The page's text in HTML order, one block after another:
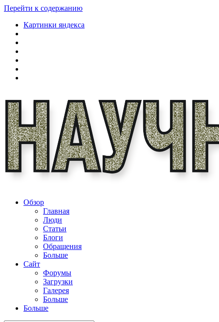
Перейти к содержанию
Картинки яндекса
Обзор
Главная
Люди
Статьи
Блоги
Обращения
Больше
Сайт
Форумы
Загрузки
Галерея
Больше
Больше